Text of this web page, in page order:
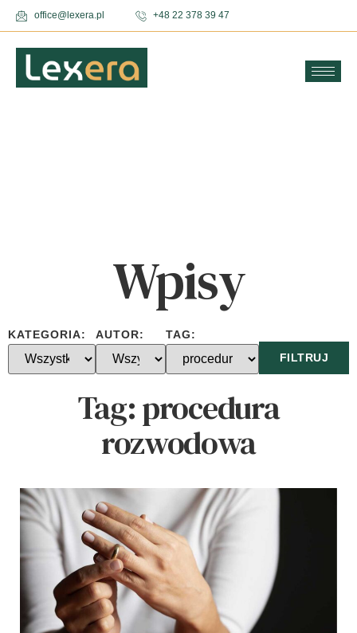
office@lexera.pl +48 22 378 39 47
Wpisy
KATEGORIA: AUTOR:
TAG:
FILTRUJ
Tag:procedura
rozwodowa